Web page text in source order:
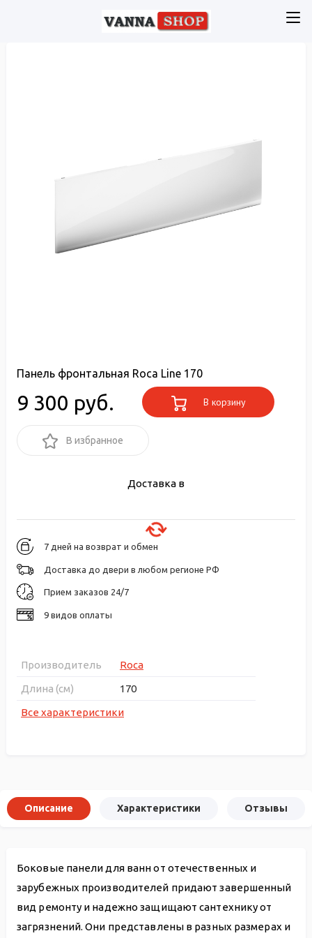
Панель фронтальная Roca Line 170
9 300 руб. В корзину
В избранное
Доставка в
7 дней на возврат и обмен
Доставка до двери в любом регионе РФ
Прием заказов 24/7
9 видов оплаты
Производитель
Roca
Длина (см)
170
Все характеристики
Описание Характеристики Отзывы
Боковые панели для ванн от отечественных и
зарубежных производителей придают завершенный
вид ремонту и надежно защищают сантехнику от
загрязнений. Они представлены в разных размерах и